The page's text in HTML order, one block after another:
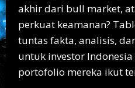
akhir dari bull market,
perkuat keamanan?
tuntas fakta, analisis,
untuk investor
portofolio mereka ikut